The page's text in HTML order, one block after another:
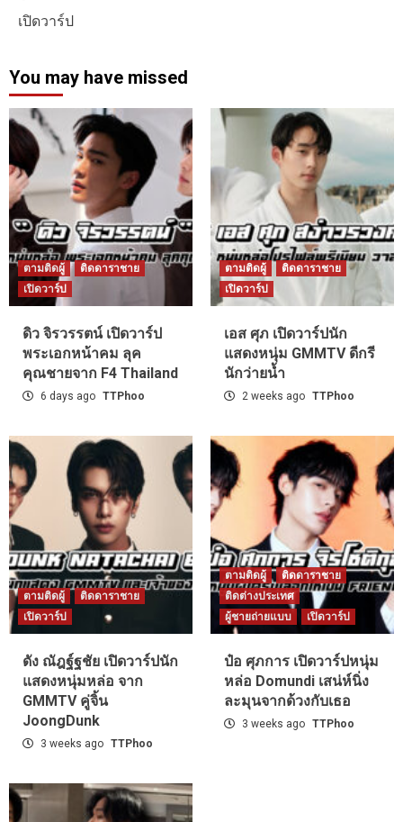
เปิดวาร์ป
You may have missed
ตามติดผู้
ติดดาราชาย
เปิดวาร์ป
ดิว จิรวรรตน์ เปิดวาร์ป
พระเอกหน้าคม ลุค
คุณชายจาก F4 Thailand
6 days ago TTPhoo
ตามติดผู้
ติดดาราชาย
เปิดวาร์ป
เอส ศุภ เปิดวาร์ปนัก
แสดงหนุ่ม GMMTV ดีกรี
นักว่ายน้ำ
2 weeks ago TTPhoo
ตามติดผู้
ติดดาราชาย
เปิดวาร์ป
ดัง ณัฎฐ์ฐชัย เปิดวาร์ปนัก
แสดงหนุ่มหล่อ จาก
GMMTV คู่จิ้น
JoongDunk
3 weeks ago TTPhoo
ตามติดผู้
ติดดาราชาย
ติดต่างประเทศ
ผู้ชายถ่ายแบบ
เปิดวาร์ป
ป๋อ ศุภการ เปิดวาร์ปหนุ่ม
หล่อ Domundi เสน่ห์นิ่ง
ละมุนจากด้วงกับเธอ
3 weeks ago TTPhoo